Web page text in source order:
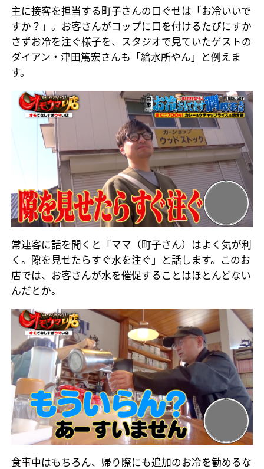
主に接客を担当する町子さんの口ぐせは「お冷いいで
すか？」。お客さんがコップに口を付けるたびにすか
さずお冷を注ぐ様子を、スタジオで見ていたゲストの
ダイアン・津田篤宏さんも「給水所やん」と例えま
す。
常連客に話を聞くと「ママ（町子さん）はよく気が利
く。隙を見せたらすぐ水を注ぐ」と話します。このお
店では、お客さんが水を催促することはほとんどない
んだとか。
食事中はもちろん、帰り際にも追加のお冷を勧めるな